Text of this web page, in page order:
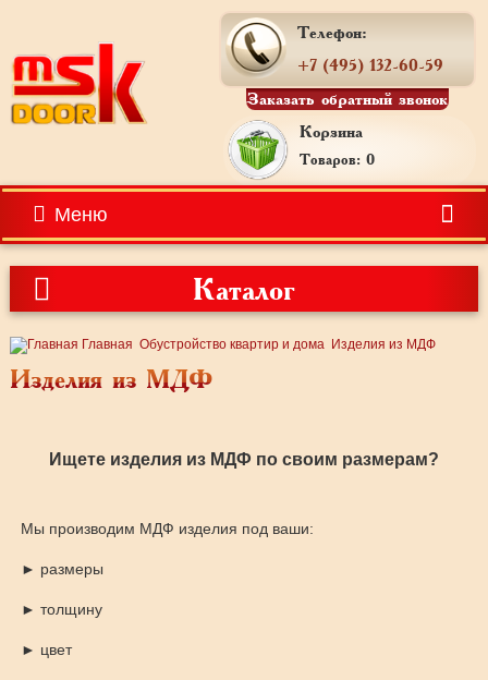
Телефон:
+7 (495) 132-60-59
Заказать обратный звонок
Корзина
Товаров: 0
Меню
Каталог
Главная Обустройство квартир и дома Изделия из МДФ
Изделия из МДФ
Ищете изделия из МДФ по своим размерам?
Мы производим МДФ изделия под ваши:
► размеры
► толщину
► цвет